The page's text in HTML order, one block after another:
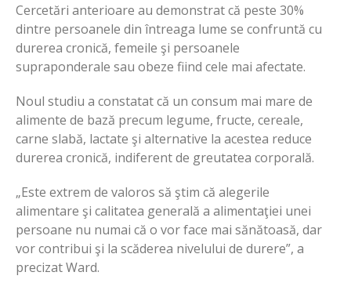
Cercetări anterioare au demonstrat că peste 30%
dintre persoanele din întreaga lume se confruntă cu
durerea cronică, femeile şi persoanele
supraponderale sau obeze fiind cele mai afectate.
Noul studiu a constatat că un consum mai mare de
alimente de bază precum legume, fructe, cereale,
carne slabă, lactate şi alternative la acestea reduce
durerea cronică, indiferent de greutatea corporală.
„Este extrem de valoros să ştim că alegerile
alimentare şi calitatea generală a alimentaţiei unei
persoane nu numai că o vor face mai sănătoasă, dar
vor contribui şi la scăderea nivelului de durere”, a
precizat Ward.